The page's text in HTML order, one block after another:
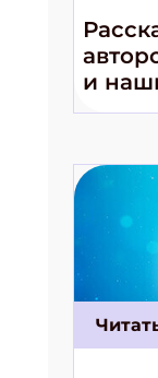
и
Получи
подарок!
Укажите